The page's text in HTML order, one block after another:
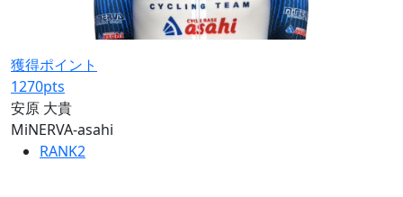
獲得ポイント
1270pts
安原 大貴
MiNERVA-asahi
RANK2